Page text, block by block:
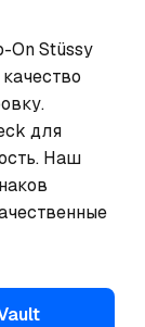
On Stüssy
для
Наш